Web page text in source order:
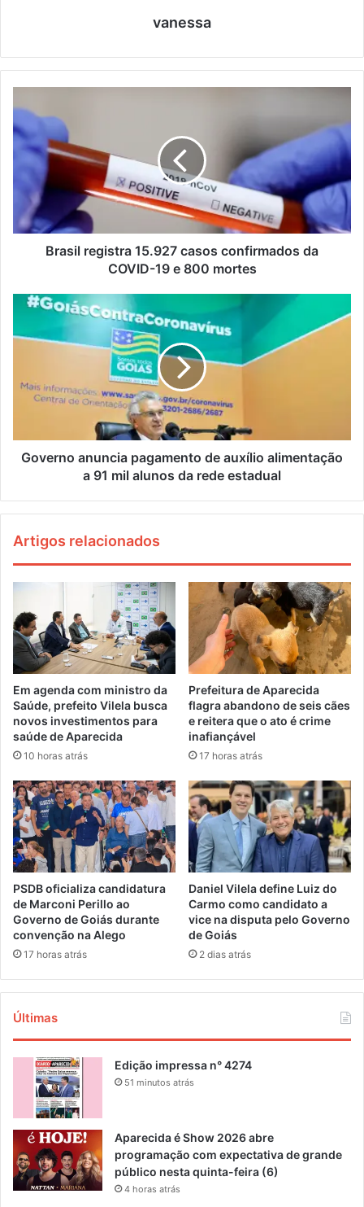
vanessa
Brasil registra 15.927 casos confirmados da
COVID-19 e 800 mortes
Governo anuncia pagamento de auxílio alimentação
a 91 mil alunos da rede estadual
Artigos relacionados
Em agenda com ministro da
Saúde, prefeito Vilela busca
novos investimentos para
saúde de Aparecida
10 horas atrás
Prefeitura de Aparecida
flagra abandono de seis cães
e reitera que o ato é crime
inafiançável
17 horas atrás
PSDB oficializa candidatura
de Marconi Perillo ao
Governo de Goiás durante
convenção na Alego
17 horas atrás
Daniel Vilela define Luiz do
Carmo como candidato a
vice na disputa pelo Governo
de Goiás
2 dias atrás
Últimas
Edição impressa n° 4274
51 minutos atrás
Aparecida é Show 2026 abre
programação com expectativa de grande
público nesta quinta-feira (6)
4 horas atrás